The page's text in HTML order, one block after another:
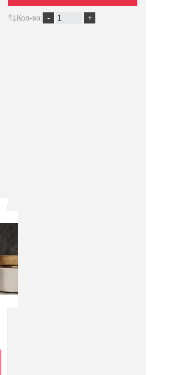
Кол-во: